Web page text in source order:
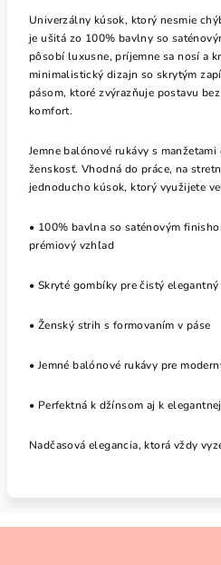
Univerzálny kúsok, ktorý nesmie
je ušitá zo 100% bavlny so
pôsobí luxusne, príjemne sa nosí a
minimalistický dizajn so skrytým
pásom, ktoré zvýrazňuje postavu
komfort.
Jemne balónové rukávy s
ženskosť. Vhodná do práce, na
jednoducho kúsok, ktorý využijete
• 100% bavlna so saténovým
prémiový vzhľad
• Skryté gombíky pre čistý
• Ženský strih s formovaním v páse
• Jemné balónové rukávy pre
• Perfektná k džínsom aj k
Nadčasová elegancia, ktorá vždy